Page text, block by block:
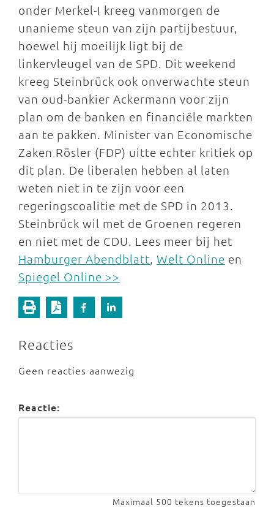
onder Merkel-I kreeg vanmorgen de
unanieme steun van zijn partijbestuur,
hoewel hij moeilijk ligt bij de
linkervleugel van de SPD. Dit weekend
kreeg Steinbrück ook onverwachte steun
van oud-bankier Ackermann voor zijn
plan om de banken en financiële markten
aan te pakken. Minister van Economische
Zaken Rösler (FDP) uitte echter kritiek op
dit plan. De liberalen hebben al laten
weten niet in te zijn voor een
regeringscoalitie met de SPD in 2013.
Steinbrück wil met de Groenen regeren
en niet met de CDU. Lees meer bij het
Hamburger Abendblatt, Welt Online en
Spiegel Online >>
Reacties
Geen reacties aanwezig
Reactie:
Maximaal 500 tekens toegestaan